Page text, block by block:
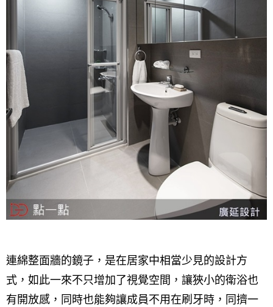
連綿整面牆的鏡子，是在居家中相當少見的設計方
式，如此一來不只增加了視覺空間，讓狹小的衛浴也
有開放感，同時也能夠讓成員不用在刷牙時，同擠一